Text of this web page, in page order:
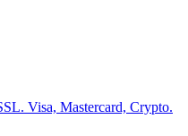
Visa, Mastercard, Crypto.